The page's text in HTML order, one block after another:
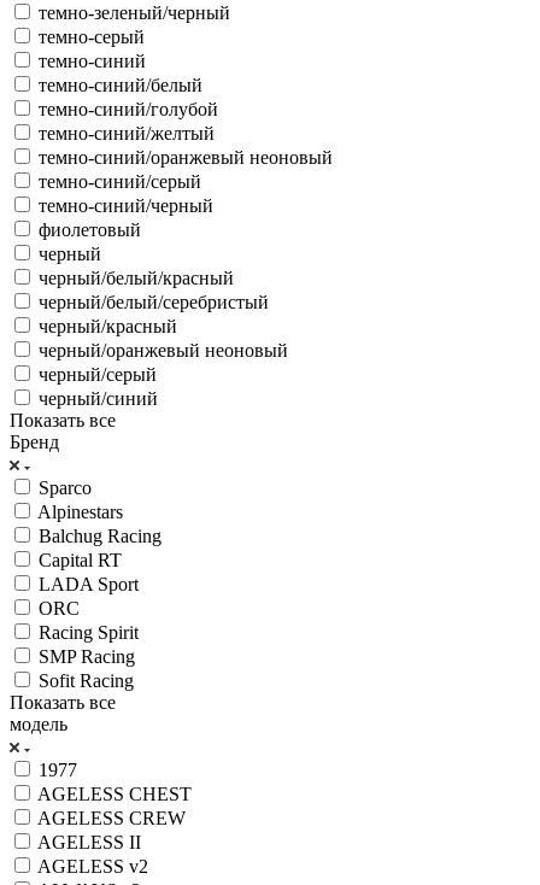
темно-зеленый/черный
темно-серый
темно-синий
темно-синий/белый
темно-синий/голубой
темно-синий/желтый
темно-синий/оранжевый неоновый
темно-синий/серый
темно-синий/черный
фиолетовый
черный
черный/белый/красный
черный/белый/серебристый
черный/красный
черный/оранжевый неоновый
черный/серый
черный/синий
Показать все
Бренд
Sparco
Alpinestars
Balchug Racing
Capital RT
LADA Sport
ORC
Racing Spirit
SMP Racing
Sofit Racing
Показать все
модель
1977
AGELESS CHEST
AGELESS CREW
AGELESS II
AGELESS v2